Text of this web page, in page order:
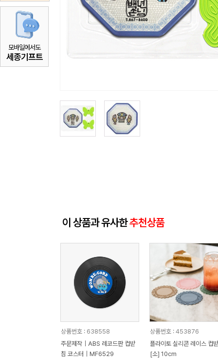
모바일에서도
세종기프트
이 상품과 유사한추천상품
상품번호 : 638558
주문제작｜ABS 레코드판 컵받
침 코스터｜MF6529
상품번호 : 453876
플라이토 실리콘 레이스 컵받침
[소] 10cm